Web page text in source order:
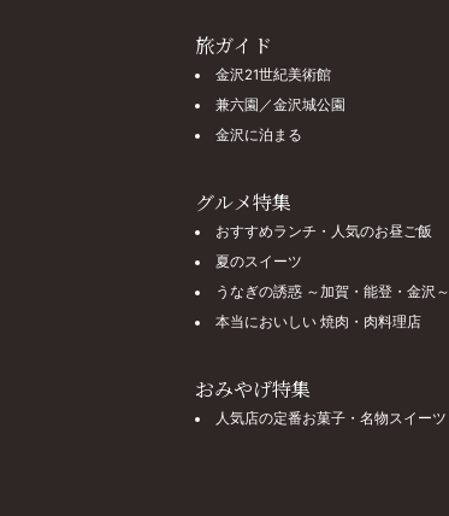
旅ガイド
金沢21世紀美術館
兼六園／金沢城公園
金沢に泊まる
グルメ特集
おすすめランチ・人気のお昼ご飯
夏のスイーツ
うなぎの誘惑 ～加賀・能登・金沢～
本当においしい 焼肉・肉料理店
おみやげ特集
人気店の定番お菓子・名物スイーツ